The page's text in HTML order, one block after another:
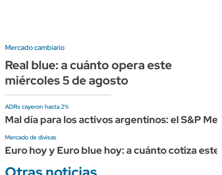
Mercado cambiario
Real blue: a cuánto opera este
miércoles 5 de agosto
ADRs cayeron hasta 2%
Mal día para los activos argentinos: el S&P
Mercado de divisas
Euro hoy y Euro blue hoy: a cuánto cotiza